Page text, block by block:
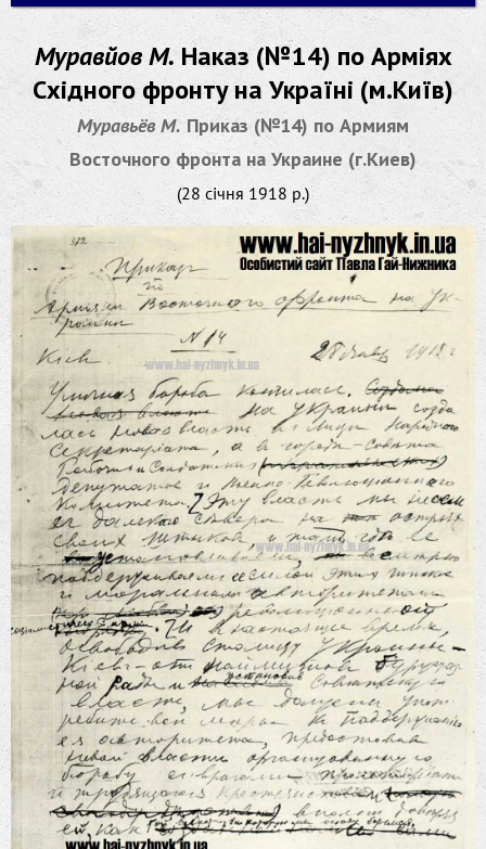
Муравйов М.Наказ (№14) по Арміях
Східного фронту на Україні (м.Київ)
Муравьёв М. Приказ (№14) по Армиям
Восточного фронта на Украине (г.Киев)
(28 січня 1918 р.)